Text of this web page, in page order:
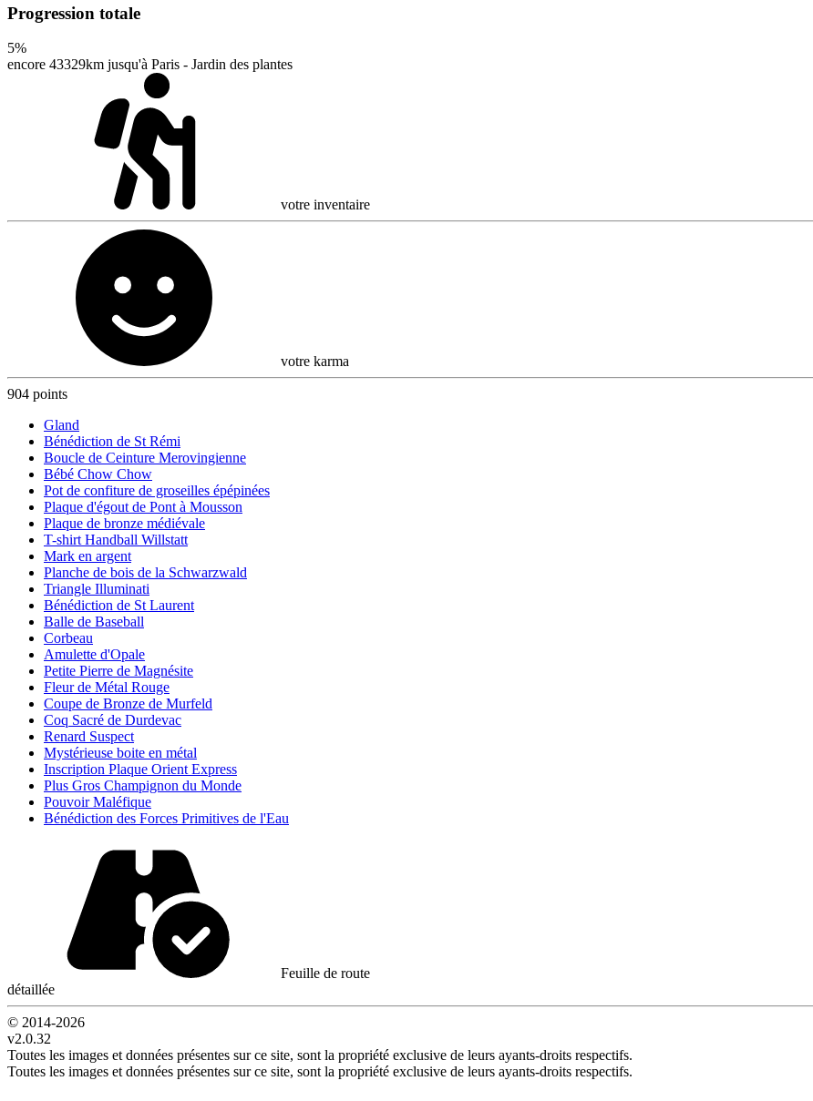
Progression totale
5%
encore 43329km jusqu'à Paris - Jardin des plantes
votre inventaire
votre karma
904 points
Gland
Bénédiction de St Rémi
Boucle de Ceinture Merovingienne
Bébé Chow Chow
Pot de confiture de groseilles épépinées
Plaque d'égout de Pont à Mousson
Plaque de bronze médiévale
T-shirt Handball Willstatt
Mark en argent
Planche de bois de la Schwarzwald
Triangle Illuminati
Bénédiction de St Laurent
Balle de Baseball
Corbeau
Amulette d'Opale
Petite Pierre de Magnésite
Fleur de Métal Rouge
Coupe de Bronze de Murfeld
Coq Sacré de Durdevac
Renard Suspect
Mystérieuse boite en métal
Inscription Plaque Orient Express
Plus Gros Champignon du Monde
Pouvoir Maléfique
Bénédiction des Forces Primitives de l'Eau
Feuille de route
détaillée
© 2014-2026
v2.0.32
Toutes les images et données présentes sur ce site, sont la propriété exclusive de leurs ayants-droits respectifs.
Toutes les images et données présentes sur ce site, sont la propriété exclusive de leurs ayants-droits respectifs.